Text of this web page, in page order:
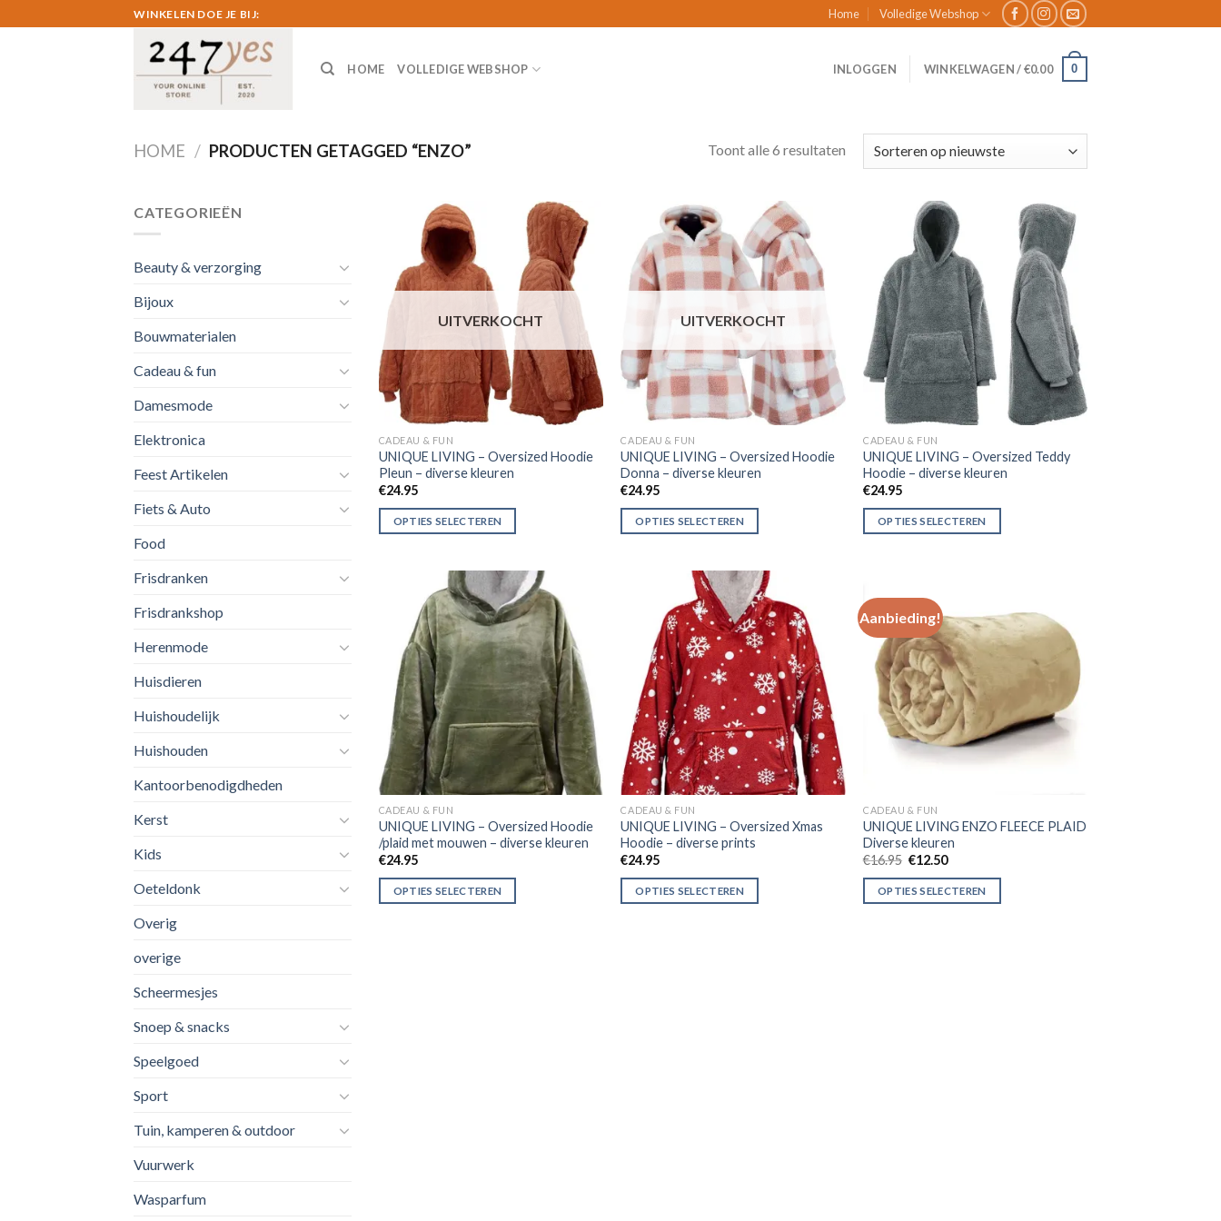
to
WINKELEN DOE JE BIJ: Home Volledige Webshop
HOME VOLLEDIGE WEBSHOP INLOGGEN WINKELWAGEN /€0.00 0
HOME / PRODUCTEN GETAGGED “ENZO” Toont alle 6 resultaten
CATEGORIEËN
Beauty & verzorging
Bijoux
Bouwmaterialen
Cadeau & fun
Damesmode
Elektronica
Feest Artikelen
Fiets & Auto
Food
Frisdranken
Frisdrankshop
Herenmode
Huisdieren
Huishoudelijk
Huishouden
Kantoorbenodigdheden
Kerst
Kids
Oeteldonk
Overig
overige
Scheermesjes
Snoep & snacks
Speelgoed
Sport
Tuin, kamperen & outdoor
Vuurwerk
Wasparfum
Toevoegen
aan
verlanglijst
UITVERKOCHT
CADEAU & FUN
UNIQUE LIVING – Oversized Hoodie
Pleun – diverse kleuren
€24.95
OPTIES SELECTEREN
Toevoegen
aan
verlanglijst
UITVERKOCHT
CADEAU & FUN
UNIQUE LIVING – Oversized Hoodie
Donna – diverse kleuren
€24.95
OPTIES SELECTEREN
Toevoegen
aan
verlanglijst
CADEAU & FUN
UNIQUE LIVING – Oversized Teddy
Hoodie – diverse kleuren
€24.95
OPTIES SELECTEREN
Toevoegen
aan
verlanglijst
CADEAU & FUN
UNIQUE LIVING – Oversized Hoodie
/plaid met mouwen – diverse kleuren
€24.95
OPTIES SELECTEREN
Toevoegen
aan
verlanglijst
CADEAU & FUN
UNIQUE LIVING – Oversized Xmas
Hoodie – diverse prints
€24.95
OPTIES SELECTEREN
Aanbieding!
Toevoegen
aan
verlanglijst
CADEAU & FUN
UNIQUE LIVING ENZO FLEECE PLAID
Diverse kleuren
€16.95 €12.50
OPTIES SELECTEREN